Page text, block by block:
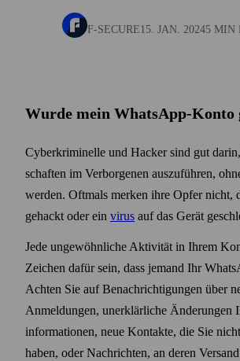
F-SECURE15. JAN. 20245 MIN
Wurde mein WhatsApp-Konto
Cyber­kriminelle und Hacker sind gut
schaften im Verborgenen auszuführen,
werden. Oftmals merken ihre Opfer nicht,
gehackt oder ein virus auf das Gerät
Jede ungewöhnliche Aktivität in Ihrem
Zeichen dafür sein, dass jemand Ihr
Achten Sie auf Benach­richtigungen über
Anmeldungen, unerklärliche Änderungen
informationen, neue Kontakte, die Sie
haben, oder Nach­richten, an deren